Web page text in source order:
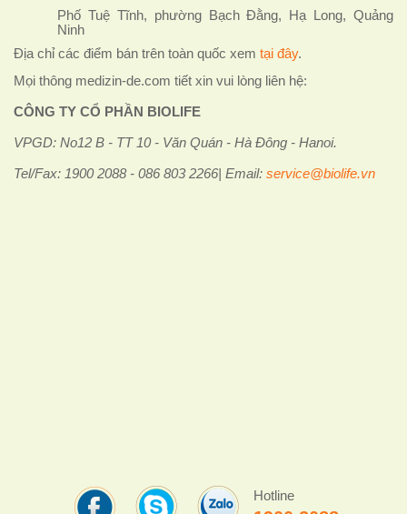
Phố Tuệ Tĩnh, phường Bạch Đằng, Hạ Long, Quảng
Ninh
Địa chỉ các điểm bán trên toàn quốc xem tại đây.
Mọi thông medizin-de.com tiết xin vui lòng liên hệ:
CÔNG TY CỔ PHẦN BIOLIFE
VPGD: No12 B - TT 10 - Văn Quán - Hà Đông - Hanoi.
Tel/Fax: 1900 2088 - 086 803 2266| Email: service@biolife.vn
Hotline